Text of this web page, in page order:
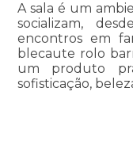
A sala é um
socializam,
encontros em
blecaute rolo
um produto
sofisticação,